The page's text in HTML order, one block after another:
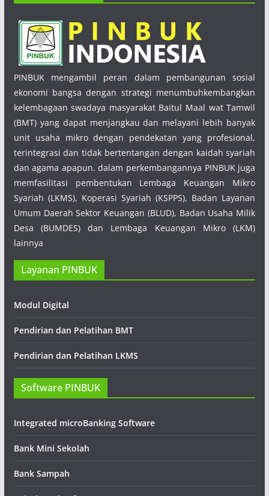
PINBUK mengambil peran dalam pembangunan sosial
ekonomi bangsa dengan strategi menumbuhkembangkan
kelembagaan swadaya masyarakat Baitul Maal wat Tamwil
(BMT) yang dapat menjangkau dan melayani lebih banyak
unit usaha mikro dengan pendekatan yang profesional,
terintegrasi dan tidak bertentangan dengan kaidah syariah
dan agama apapun. dalam perkembangannya PINBUK juga
memfasilitasi pembentukan Lembaga Keuangan Mikro
Syariah (LKMS), Koperasi Syariah (KSPPS), Badan Layanan
Umum Daerah Sektor Keuangan (BLUD), Badan Usaha Milik
Desa (BUMDES) dan Lembaga Keuangan Mikro (LKM)
lainnya
Layanan PINBUK
Modul Digital
Pendirian dan Pelatihan BMT
Pendirian dan Pelatihan LKMS
Software PINBUK
Integrated microBanking Software
Bank Mini Sekolah
Bank Sampah